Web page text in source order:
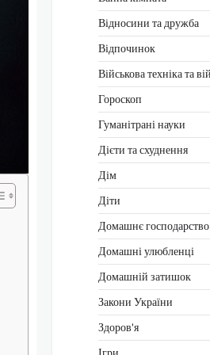
Відносини та дружба
Відпочинок
Військова техніка та
Гороскоп
Гуманітрані науки
Дієти та схуднення
Дім
Діти
Домашнє господарство
Домашні улюбленці
Домашній затишок
Закони України
Здоров'я